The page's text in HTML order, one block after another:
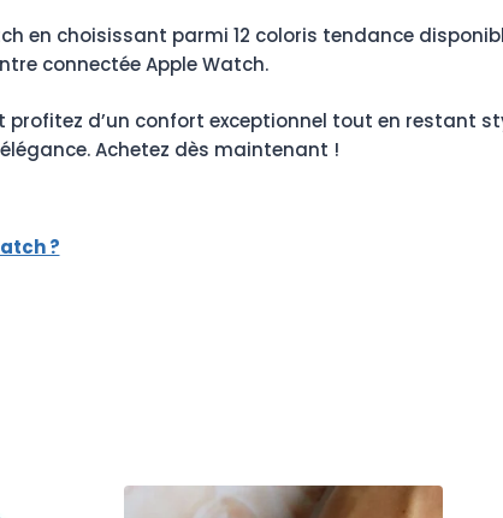
en choisissant parmi 12 coloris tendance
connectée Apple Watch.
profitez d’un confort exceptionnel tout en restant
Achetez dès maintenant !
?